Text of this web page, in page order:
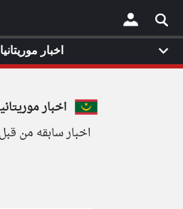
×
اخبار
اخبار سابقه من قبل
اخبار موريتانيا